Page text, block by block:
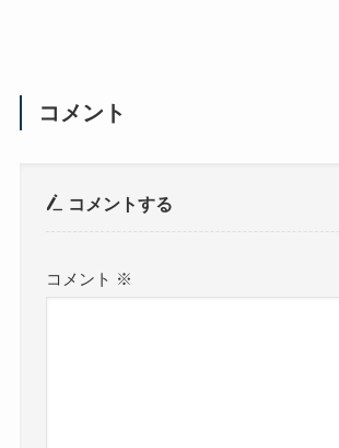
コメント
コメントする
コメント ※